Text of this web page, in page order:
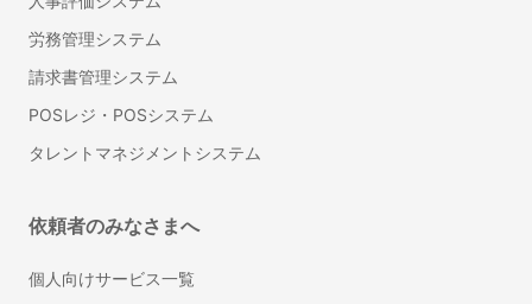
英語・英文の翻訳
リフォーム
インテリアコーディネーター
フローリング・床の張り替え
タイル工事
防音工事
トイレリフォーム・トイレ（便器）交換
労務管理システム
請求書管理システム
POSレジ・POSシステム
タレントマネジメントシステム
依頼者のみなさまへ
個人向けサービス一覧